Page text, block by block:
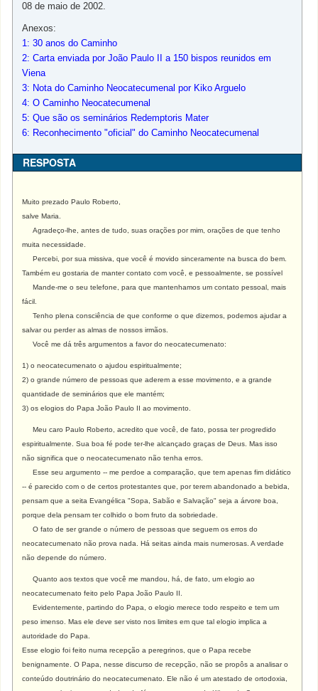
08 de maio de 2002.
Anexos:
1: 30 anos do Caminho
2: Carta enviada por João Paulo II a 150 bispos reunidos em
Viena
3: Nota do Caminho Neocatecumenal por Kiko Arguelo
4: O Caminho Neocatecumenal
5: Que são os seminários Redemptoris Mater
6: Reconhecimento "oficial" do Caminho Neocatecumenal
RESPOSTA
Muito prezado Paulo Roberto,
salve Maria.
Agradeço-lhe, antes de tudo, suas orações por mim, orações de que tenho
muita necessidade.
Percebi, por sua missiva, que você é movido sinceramente na busca do bem.
Também eu gostaria de manter contato com você, e pessoalmente, se possível
Mande-me o seu telefone, para que mantenhamos um contato pessoal, mais
fácil.
Tenho plena consciência de que conforme o que dizemos, podemos ajudar a
salvar ou perder as almas de nossos irmãos.
Você me dá três argumentos a favor do neocatecumenato:
1) o neocatecumenato o ajudou espiritualmente;
2) o grande número de pessoas que aderem a esse movimento, e a grande
quantidade de seminários que ele mantém;
3) os elogios do Papa João Paulo II ao movimento.
Meu caro Paulo Roberto, acredito que você, de fato, possa ter progredido
espiritualmente. Sua boa fé pode ter-lhe alcançado graças de Deus. Mas isso
não significa que o neocatecumenato não tenha erros.
Esse seu argumento -- me perdoe a comparação, que tem apenas fim didático
-- é parecido com o de certos protestantes que, por terem abandonado a bebida,
pensam que a seita Evangélica "Sopa, Sabão e Salvação" seja a árvore boa,
porque dela pensam ter colhido o bom fruto da sobriedade.
O fato de ser grande o número de pessoas que seguem os erros do
neocatecumenato não prova nada. Há seitas ainda mais numerosas. A verdade
não depende do número.
Quanto aos textos que você me mandou, há, de fato, um elogio ao
neocatecumenato feito pelo Papa João Paulo II.
Evidentemente, partindo do Papa, o elogio merece todo respeito e tem um
peso imenso. Mas ele deve ser visto nos limites em que tal elogio implica a
autoridade do Papa.
Esse elogio foi feito numa recepção a peregrinos, que o Papa recebe
benignamente. O Papa, nesse discurso de recepção, não se propôs a analisar o
conteúdo doutrinário do neocatecumenato. Ele não é um atestado de ortodoxia,